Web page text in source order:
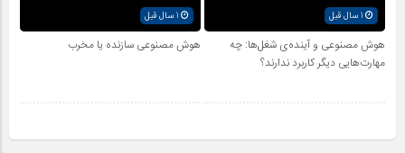
1 سال قبل
هوش مصنوعی و آینده‌ی شغل‌ها: چه
مهارت‌هایی دیگر کاربرد ندارند؟
هوش مصنوعی سازنده یا مخرب